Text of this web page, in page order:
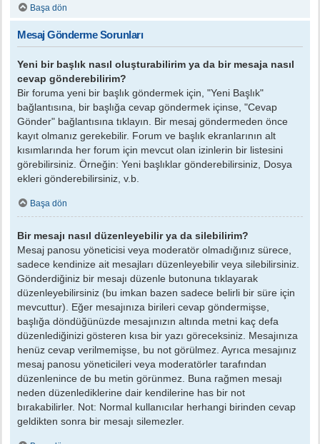
Başa dön
Mesaj Gönderme Sorunları
Yeni bir başlık nasıl oluşturabilirim ya da bir mesaja nasıl
cevap gönderebilirim?
Bir foruma yeni bir başlık göndermek için, "Yeni Başlık"
bağlantısına, bir başlığa cevap göndermek içinse, "Cevap
Gönder" bağlantısına tıklayın. Bir mesaj göndermeden önce
kayıt olmanız gerekebilir. Forum ve başlık ekranlarının alt
kısımlarında her forum için mevcut olan izinlerin bir listesini
görebilirsiniz. Örneğin: Yeni başlıklar gönderebilirsiniz, Dosya
ekleri gönderebilirsiniz, v.b.
Başa dön
Bir mesajı nasıl düzenleyebilir ya da silebilirim?
Mesaj panosu yöneticisi veya moderatör olmadığınız sürece,
sadece kendinize ait mesajları düzenleyebilir veya silebilirsiniz.
Gönderdiğiniz bir mesajı düzenle butonuna tıklayarak
düzenleyebilirsiniz (bu imkan bazen sadece belirli bir süre için
mevcuttur). Eğer mesajınıza birileri cevap göndermişse,
başlığa döndüğünüzde mesajınızın altında metni kaç defa
düzenlediğinizi gösteren kısa bir yazı göreceksiniz. Mesajınıza
henüz cevap verilmemişse, bu not görülmez. Ayrıca mesajınız
mesaj panosu yöneticileri veya moderatörler tarafından
düzenlenince de bu metin görünmez. Buna rağmen mesajı
neden düzenlediklerine dair kendilerine has bir not
bırakabilirler. Not: Normal kullanıcılar herhangi birinden cevap
geldikten sonra bir mesajı silemezler.